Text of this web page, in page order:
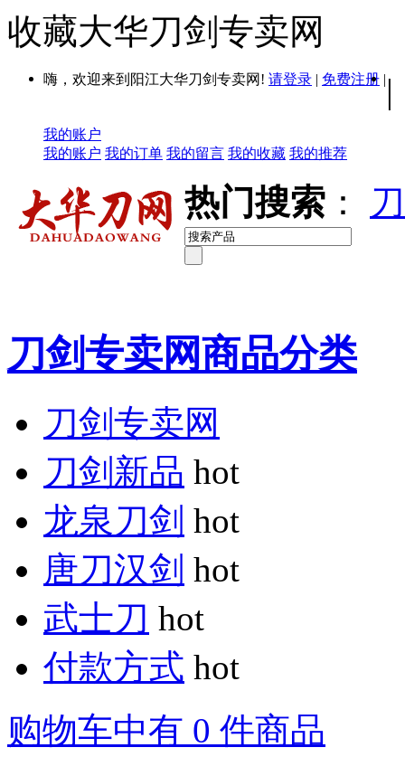
收藏大华刀剑专卖网
嗨，欢迎来到阳江大华刀剑专卖网! 请登录 | 免费注册 | |
我的账户
我的账户 我的订单 我的留言 我的收藏 我的推荐
热门搜索 ：
刀剑专卖网商品分类
刀剑专卖网
刀剑新品 hot
龙泉刀剑 hot
唐刀汉剑 hot
武士刀 hot
付款方式 hot
购物车中有 0 件商品